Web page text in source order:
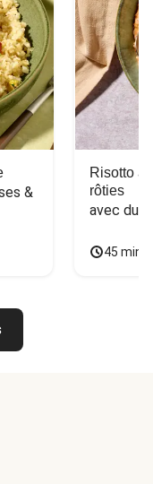
&
Risotto
rôties
avec du
45